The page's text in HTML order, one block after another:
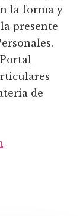
la forma y
presente
de